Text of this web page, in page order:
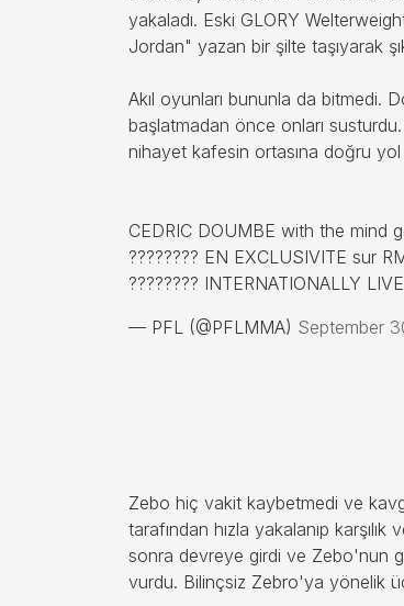
yakaladı. Eski GLORY
Jordan" yazan bir şilte taşıyarak
Akıl oyunları bununla da bitmedi.
başlatmadan önce onları
nihayet kafesin ortasına doğru
CEDRIC DOUMBE with the mind
???????? EN EXCLUSIVITE sur
???????? INTERNATIONALLY
— PFL (@PFLMMA) September
Zebo hiç vakit kaybetmedi ve
tarafından hızla yakalanıp
sonra devreye girdi ve Zebo'nun
vurdu. Bilinçsiz Zebro'ya yönelik